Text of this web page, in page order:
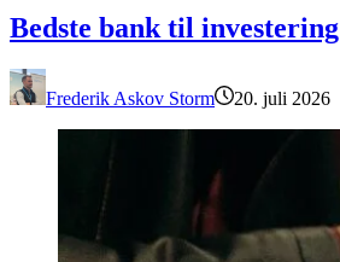
Bedste bank til investering
Frederik Askov Storm 20. juli 2026